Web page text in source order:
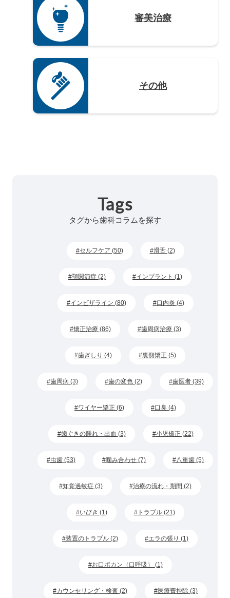
審美治療
その他
Tags
タグから歯科コラムを探す
セルフケア (50) 滑舌 (2)
顎関節症 (2) インプラント (1)
インビザライン (80) 口内炎 (4)
矯正治療 (86) 歯周病治療 (3)
歯ぎしり (4) 裏側矯正 (5)
歯周病 (3) 歯の変色 (2) 歯医者 (39)
ワイヤー矯正 (6) 口臭 (4)
歯ぐきの腫れ・出血 (3) 小児矯正 (22)
虫歯 (53) 噛み合わせ (7) 八重歯 (5)
知覚過敏症 (3) 治療の流れ・期間 (2)
いびき (1) トラブル (21)
装置のトラブル (2) エラの張り (1)
お口ポカン（口呼吸） (1)
カウンセリング・検査 (2) 医療費控除 (3)